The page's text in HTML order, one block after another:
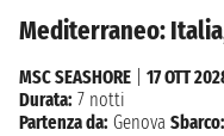
Mediterraneo:
MSC SEASHORE
17 OTT
Durata: 7 notti
Partenza da: Genova Sbarco: